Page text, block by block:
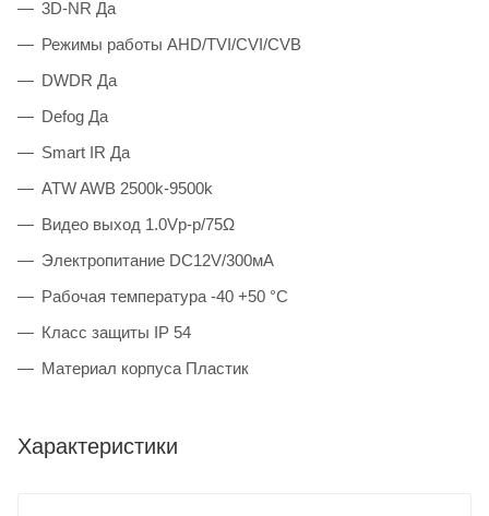
3D-NR Да
Режимы работы AHD/TVI/CVI/CVB
DWDR Да
Defog Да
Smart IR Да
ATW AWB 2500k-9500k
Видео выход 1.0Vp-p/75Ω
Электропитание DC12V/300мA
Рабочая температура -40 +50 °C
Класс защиты IP 54
Материал корпуса Пластик
Характеристики